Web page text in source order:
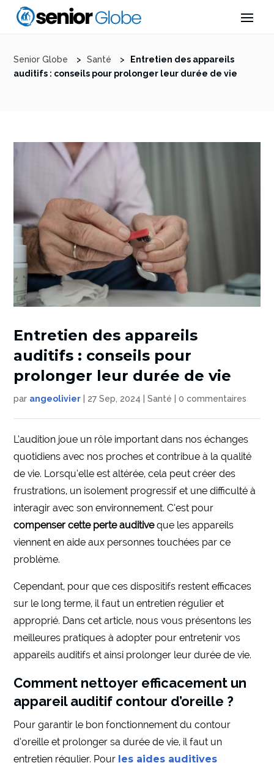
Senior Globe > Santé >
Entretien des appareils
auditifs : conseils pour prolonger leur durée de vie
Entretien des appareils
auditifs : conseils pour
prolonger leur durée de vie
par angeolivier 27 Sep, 2024 |Santé |0 commentaires
L’audition joue un rôle important dans nos échanges
quotidiens avec nos proches et contribue à la qualité
de vie. Lorsqu’elle est altérée, cela peut créer des
frustrations, un isolement progressif et une difficulté à
interagir avec son environnement. C’est pour
compenser cette perte auditiveque les appareils
viennent en aide aux personnes touchées par ce
problème.
Cependant, pour que ces dispositifs restent efficaces
sur le long terme, il faut un entretien régulier et
approprié. Dans cet article, nous vous présentons les
meilleures pratiques à adopter pour entretenir vos
appareils auditifs et ainsi prolonger leur durée de vie.
Comment nettoyer efficacement un
appareil auditif contour d’oreille ?
Pour garantir le bon fonctionnement du contour
d’oreille et prolonger sa durée de vie, il faut un
entretien régulier. Pour les aides auditives